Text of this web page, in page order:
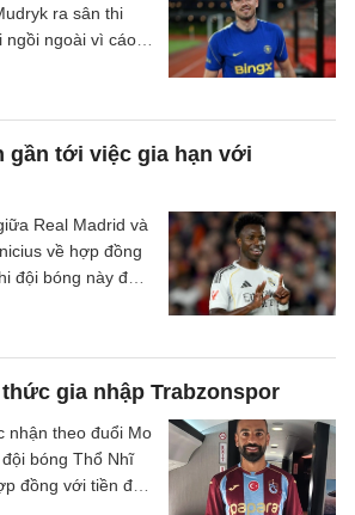
ra sân thi
ngồi ngoài vì cáo
gần tới việc gia hạn với
Real Madrid và
về hợp đồng
đội bóng này đưa
gia nhập Trabzonspor
nhận theo đuổi Mo
bóng Thổ Nhĩ
đồng với tiền đạo